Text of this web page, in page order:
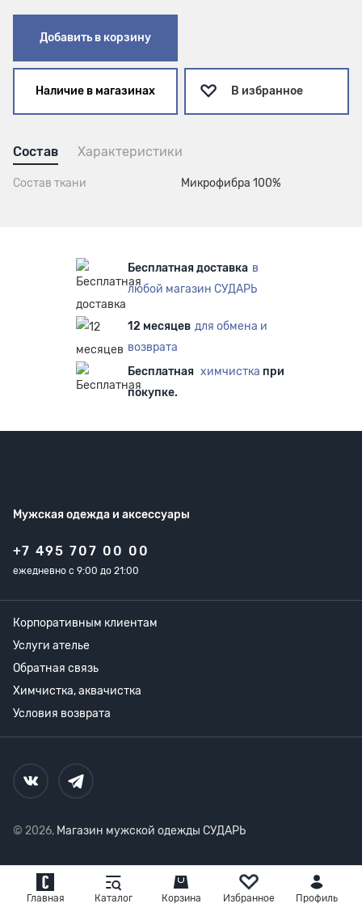
Главная Каталог Корзина Избранное Профиль
Добавить в корзину
Наличие в магазинах В избранное
Состав Характеристики
Состав ткани Микрофибра 100%
Бесплатная доставка в
любой магазин СУДАРЬ
12 месяцев для обмена и
возврата
Бесплатная химчистка при
покупке.
Мужская одежда и аксессуары
+7 495 707 00 00
ежедневно с 9:00 до 21:00
Корпоративным клиентам
Услуги ателье
Обратная связь
Химчистка, аквачистка
Условия возврата
© 2026, Магазин мужской одежды СУДАРЬ